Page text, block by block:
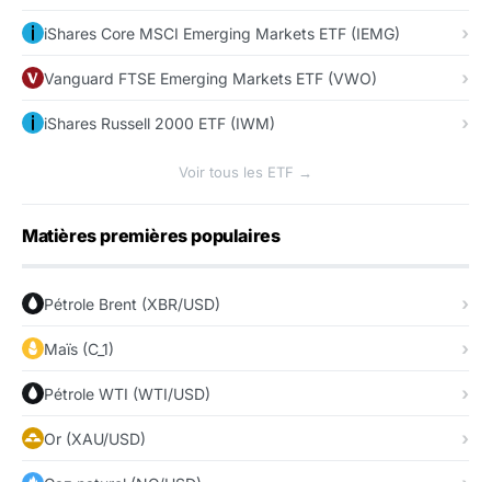
iShares Core MSCI Emerging Markets ETF (IEMG)
Vanguard FTSE Emerging Markets ETF (VWO)
iShares Russell 2000 ETF (IWM)
Voir tous les ETF →
Matières premières populaires
Pétrole Brent (XBR/USD)
Maïs (C_1)
Pétrole WTI (WTI/USD)
Or (XAU/USD)